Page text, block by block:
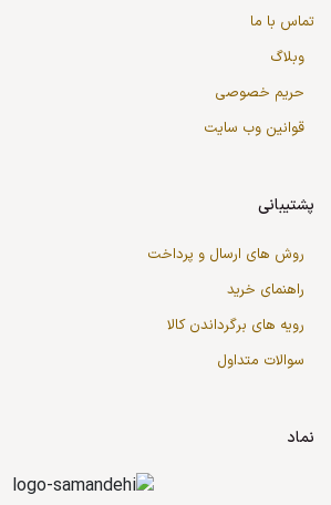
تماس با ما
وبلاگ
حریم خصوصی
قوانین وب سایت
پشتیبانی
روش های ارسال و پرداخت
راهنمای خرید
رویه های برگرداندن کالا
سوالات متداول
نماد